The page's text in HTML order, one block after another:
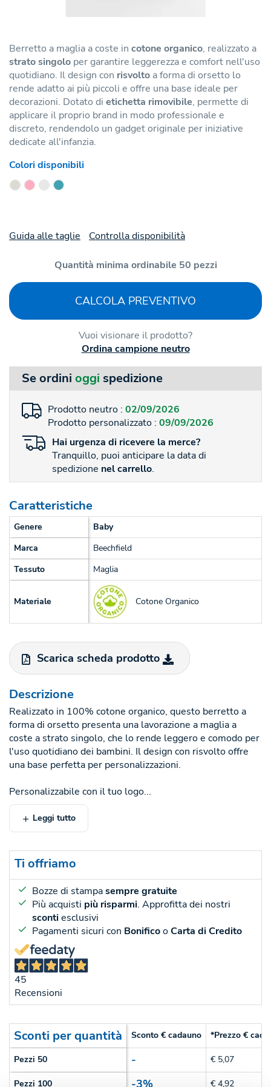
Berretto a maglia a coste in cotone organico, realizzato a
strato singolo per garantire leggerezza e comfort nell'uso
quotidiano. Il design con risvolto a forma di orsetto lo
rende adatto ai più piccoli e offre una base ideale per
decorazioni. Dotato di etichetta rimovibile, permette di
applicare il proprio brand in modo professionale e
discreto, rendendolo un gadget originale per iniziative
dedicate all'infanzia.
Colori disponibili
Guida alle taglie Controlla disponibilità
Quantità minima ordinabile 50 pezzi
CALCOLA PREVENTIVO
Vuoi visionare il prodotto?
Ordina campione neutro
Se ordini oggi spedizione
Prodotto neutro : 02/09/2026
Prodotto personalizzato : 09/09/2026
Hai urgenza di ricevere la merce?
Tranquillo, puoi anticipare la data di
spedizione nel carrello.
Caratteristiche
Genere
Baby
Marca
Beechfield
Tessuto
Maglia
Materiale Cotone Organico
Scarica scheda prodotto
Descrizione
Realizzato in 100% cotone organico, questo berretto a
forma di orsetto presenta una lavorazione a maglia a
coste a strato singolo, che lo rende leggero e comodo per
l'uso quotidiano dei bambini. Il design con risvolto offre
una base perfetta per personalizzazioni.
Personalizzabile con il tuo logo...
Leggi tutto
Ti offriamo
Bozze di stampasempre gratuite
Più acquisti più risparmi. Approfitta dei nostri
scontiesclusivi
Pagamenti sicuri con BonificooCarta di Credito
45
Recensioni
Sconti per quantità Sconto € cadauno *Prezzo €
Pezzi 50 - € 5,07
Pezzi 100 -3% € 4,92